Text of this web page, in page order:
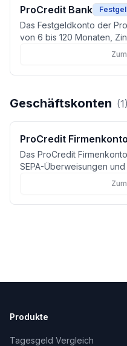
ProCredit Bank
Das Festgeldkonto der
von 6 bis 120 Monaten,
hohe Maximalanlage bis 1
und sicherheitsorientierte
Geschäftskonten (1)
ProCredit Firmenkonto
Das ProCredit
SEPA-Überweisungen und
verzichtet jedoch auf
Produkte
Tagesgeld Vergleich